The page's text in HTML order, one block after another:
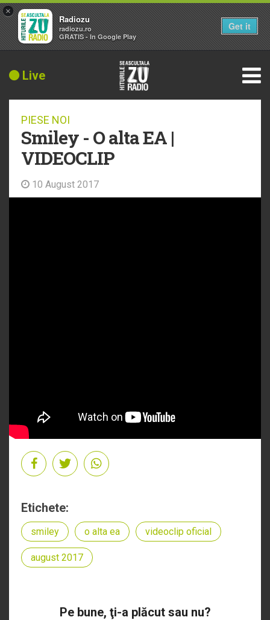
Live
PIESE NOI
Smiley - O alta EA |
VIDEOCLIP
10 August 2017
Etichete:
smiley o alta ea videoclip oficial
august 2017
Pe bune, ţi-a plăcut sau nu?
×
Radiozu
radiozu.ro
GRATIS - In Google Play
Get it